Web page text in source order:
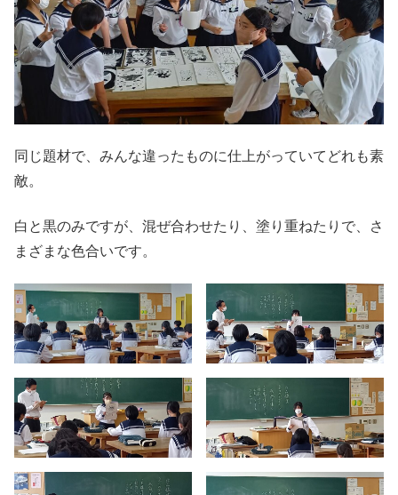
同じ題材で、みんな違ったものに仕上がっていてどれも素
敵。
白と黒のみですが、混ぜ合わせたり、塗り重ねたりで、さ
まざまな色合いです。